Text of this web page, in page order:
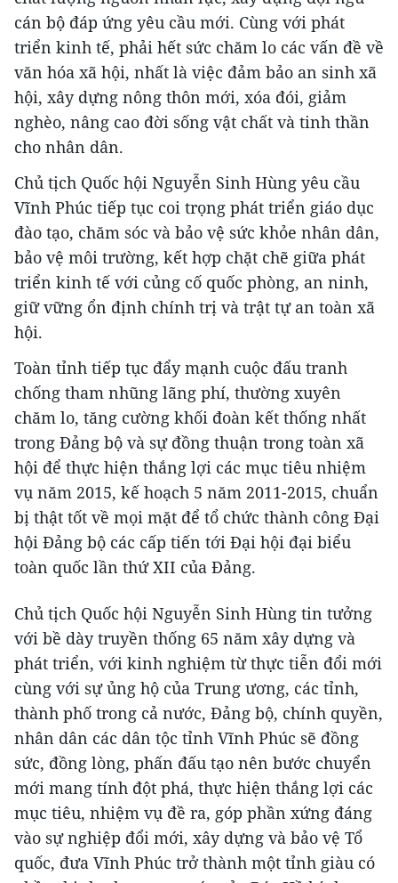
cán bộ đáp ứng yêu cầu mới. Cùng với phát
triển kinh tế, phải hết sức chăm lo các vấn đề về
văn hóa xã hội, nhất là việc đảm bảo an sinh xã
hội, xây dựng nông thôn mới, xóa đói, giảm
nghèo, nâng cao đời sống vật chất và tinh thần
cho nhân dân.
Chủ tịch Quốc hội Nguyễn Sinh Hùng yêu cầu
Vĩnh Phúc tiếp tục coi trọng phát triển giáo dục
đào tạo, chăm sóc và bảo vệ sức khỏe nhân dân,
bảo vệ môi trường, kết hợp chặt chẽ giữa phát
triển kinh tế với củng cố quốc phòng, an ninh,
giữ vững ổn định chính trị và trật tự an toàn xã
hội.
Toàn tỉnh tiếp tục đẩy mạnh cuộc đấu tranh
chống tham nhũng lãng phí, thường xuyên
chăm lo, tăng cường khối đoàn kết thống nhất
trong Đảng bộ và sự đồng thuận trong toàn xã
hội để thực hiện thắng lợi các mục tiêu nhiệm
vụ năm 2015, kế hoạch 5 năm 2011-2015, chuẩn
bị thật tốt về mọi mặt để tổ chức thành công Đại
hội Đảng bộ các cấp tiến tới Đại hội đại biểu
toàn quốc lần thứ XII của Đảng.
Chủ tịch Quốc hội Nguyễn Sinh Hùng tin tưởng
với bề dày truyền thống 65 năm xây dựng và
phát triển, với kinh nghiệm từ thực tiễn đổi mới
cùng với sự ủng hộ của Trung ương, các tỉnh,
thành phố trong cả nước, Đảng bộ, chính quyền,
nhân dân các dân tộc tỉnh Vĩnh Phúc sẽ đồng
sức, đồng lòng, phấn đấu tạo nên bước chuyển
mới mang tính đột phá, thực hiện thắng lợi các
mục tiêu, nhiệm vụ đề ra, góp phần xứng đáng
vào sự nghiệp đổi mới, xây dựng và bảo vệ Tổ
quốc, đưa Vĩnh Phúc trở thành một tỉnh giàu có